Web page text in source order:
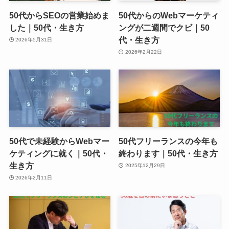
50代からSEOの営業始めま
した｜50代・生き方
2026年5月31日
50代からのWebマーケティ
ングが二週間でクビ｜50
代・生き方
2026年2月22日
50代で未経験からWebマー
ケティングに就く｜50代・
生き方
2026年2月11日
50代フリーランスの今年も
終わります｜50代・生き方
2025年12月29日